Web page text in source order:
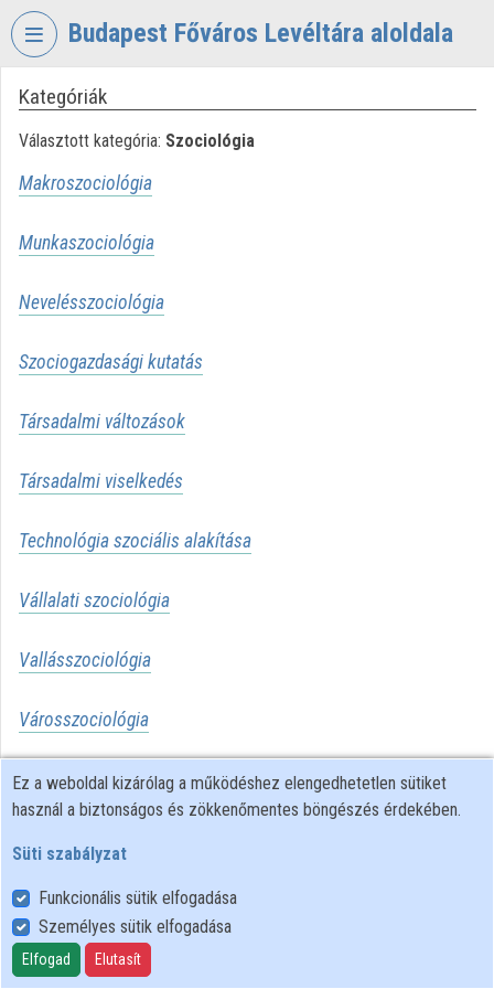
Fejléc kihagyása
Budapest Főváros Levéltára aloldala
VIDEO
FŐVÁROS
Intézményi kezdőlap
Bejelentkezés
Intézményi felfedezés
Intézmények
Közreműködők
Kategóriák
Választott kategória: Szociológia
Makroszociológia
Munkaszociológia
Nevelésszociológia
Szociogazdasági kutatás
Társadalmi változások
Társadalmi viselkedés
Technológia szociális alakítása
Vállalati szociológia
Vallásszociológia
Városszociológia
Vidékszociológia
Felhasználói szabályzat
Adatkezelési tájékoztató
Süti szabályzat
Ez a weboldal kizárólag a működéshez elengedhetetlen sütiket
használ a biztonságos és zökkenőmentes böngészés érdekében.
Süti szabályzat
Funkcionális sütik elfogadása
Személyes sütik elfogadása
Elfogad Elutasít